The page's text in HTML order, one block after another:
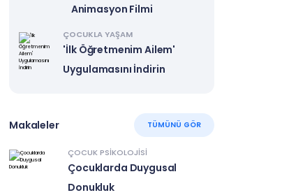
Animasyon Filmi
ÇOCUKLA YAŞAM
'İlk Öğretmenim Ailem'
Uygulamasını İndirin
Makaleler TÜMÜNÜ GÖR
ÇOCUK PSIKOLOJISI
Çocuklarda Duygusal
Donukluk